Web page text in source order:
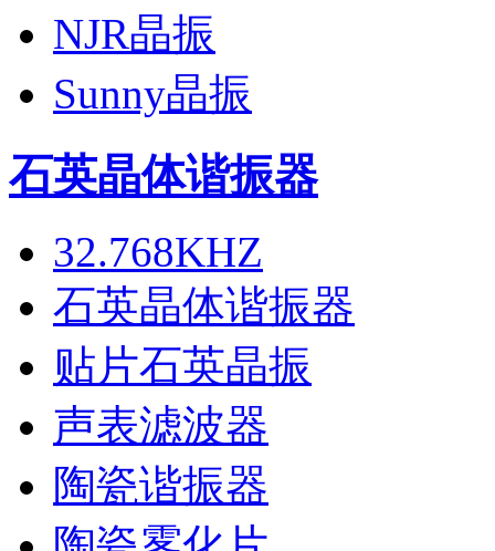
NJR晶振
Sunny晶振
石英晶体谐振器
32.768KHZ
石英晶体谐振器
贴片石英晶振
声表滤波器
陶瓷谐振器